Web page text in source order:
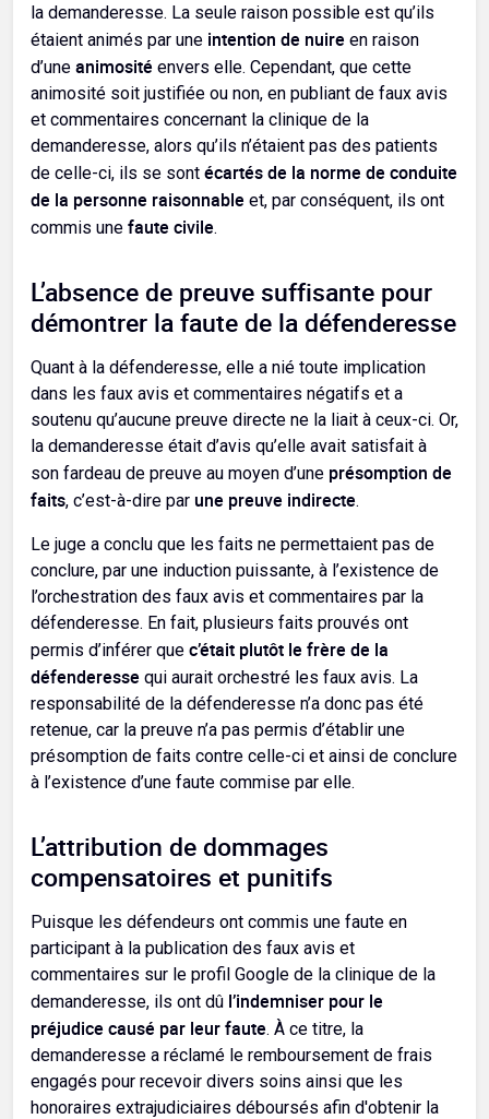
la demanderesse. La seule raison possible est qu’ils
étaient animés par une intention de nuire en raison
d’une animosité envers elle. Cependant, que cette
animosité soit justifiée ou non, en publiant de faux avis
et commentaires concernant la clinique de la
demanderesse, alors qu’ils n’étaient pas des patients
de celle-ci, ils se sont écartés de la norme de conduite
de la personne raisonnable et, par conséquent, ils ont
commis une faute civile.
L’absence de preuve suffisante pour
démontrer la faute de la défenderesse
Quant à la défenderesse, elle a nié toute implication
dans les faux avis et commentaires négatifs et a
soutenu qu’aucune preuve directe ne la liait à ceux-ci. Or,
la demanderesse était d’avis qu’elle avait satisfait à
son fardeau de preuve au moyen d’une présomption de
faits, c’est-à-dire par une preuve indirecte.
Le juge a conclu que les faits ne permettaient pas de
conclure, par une induction puissante, à l’existence de
l’orchestration des faux avis et commentaires par la
défenderesse. En fait, plusieurs faits prouvés ont
permis d’inférer que c’était plutôt le frère de la
défenderesse qui aurait orchestré les faux avis. La
responsabilité de la défenderesse n’a donc pas été
retenue, car la preuve n’a pas permis d’établir une
présomption de faits contre celle-ci et ainsi de conclure
à l’existence d’une faute commise par elle.
L’attribution de dommages
compensatoires et punitifs
Puisque les défendeurs ont commis une faute en
participant à la publication des faux avis et
commentaires sur le profil Google de la clinique de la
demanderesse, ils ont dû l’indemniser pour le
préjudice causé par leur faute. À ce titre, la
demanderesse a réclamé le remboursement de frais
engagés pour recevoir divers soins ainsi que les
honoraires extrajudiciaires déboursés afin d'obtenir la